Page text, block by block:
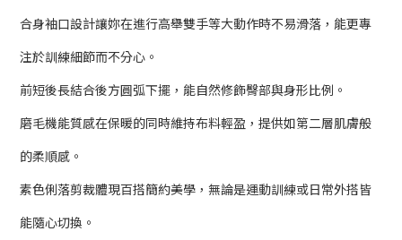
合身袖口設計讓妳在進行高舉雙手等大動作時不易滑落，能更專
注於訓練細節而不分心。
前短後長結合後方圓弧下擺，能自然修飾臀部與身形比例。
磨毛機能質感在保暖的同時維持布料輕盈，提供如第二層肌膚般
的柔順感。
素色俐落剪裁體現百搭簡約美學，無論是運動訓練或日常外搭皆
能隨心切換。